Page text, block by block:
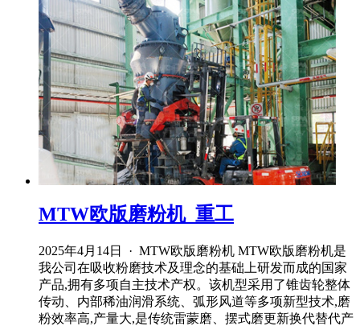
MTW欧版磨粉机_重工
2025年4月14日 · MTW欧版磨粉机 MTW欧版磨粉机是
我公司在吸收粉磨技术及理念的基础上研发而成的国家
产品,拥有多项自主技术产权。该机型采用了锥齿轮整体
传动、内部稀油润滑系统、弧形风道等多项新型技术,磨
粉效率高,产量大,是传统雷蒙磨、摆式磨更新换代替代产